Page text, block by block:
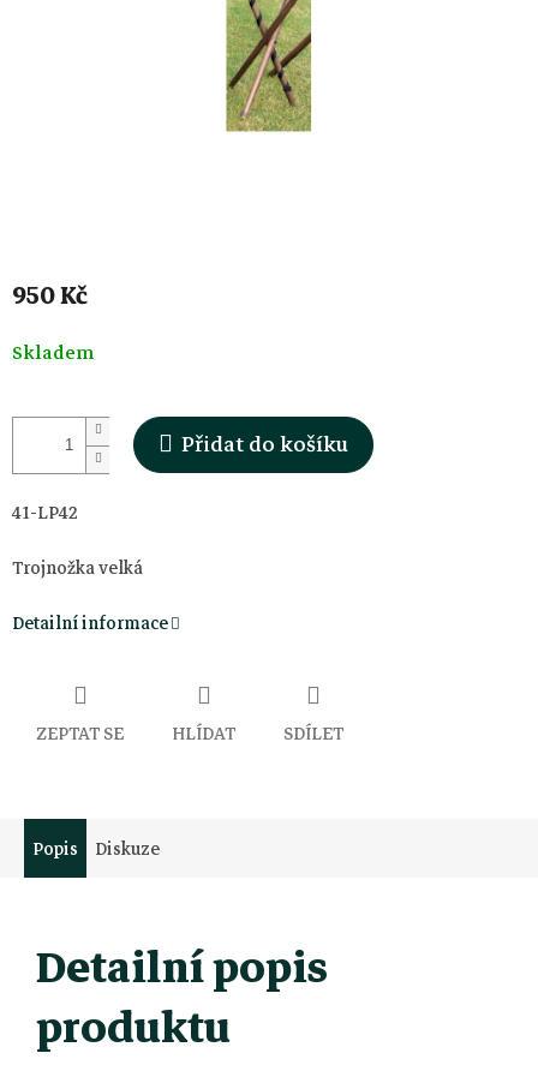
950 Kč
Měrná
cena:
Skladem
Přidat do košíku
41-LP42
Trojnožka velká
Detailní informace
ZEPTAT SE HLÍDAT SDÍLET
Popis Diskuze
Detailní popis
produktu